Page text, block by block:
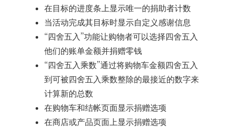
在目标的进度条上显示唯一的捐助者计数
当活动完成其目标时显示自定义感谢信息
“四舍五入”功能让购物者可以选择四舍五入
他们的账单金额并捐赠零钱
“四舍五入乘数”通过将购物车金额四舍五入
到可被四舍五入乘数整除的最接近的数字来
计算新的总数
在购物车和结帐页面显示捐赠选项
在商店或产品页面上显示捐赠选项